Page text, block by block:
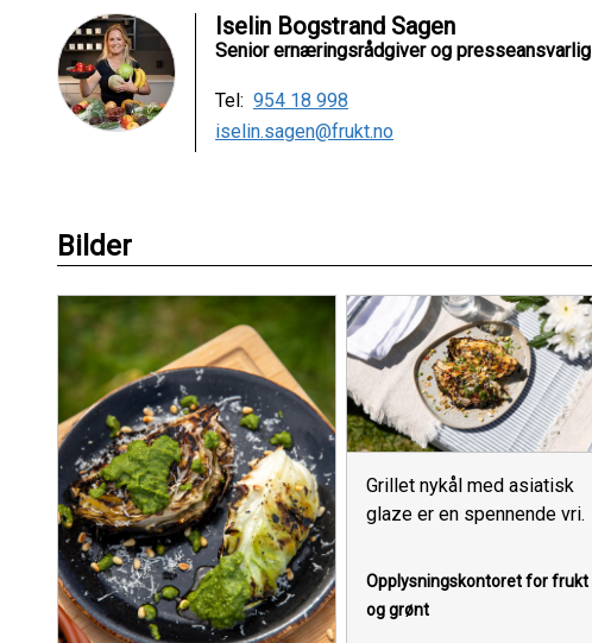
Iselin Bogstrand Sagen
Senior ernæringsrådgiver og presseansvarlig
Tel: 954 18 998
iselin.sagen@frukt.no
Bilder
Grillet nykål med asiatisk
glaze er en spennende vri.
Opplysningskontoret for frukt
og grønt